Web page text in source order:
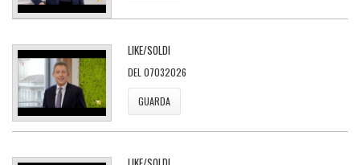
LIKE/SOLDI
DEL 07032026
GUARDA